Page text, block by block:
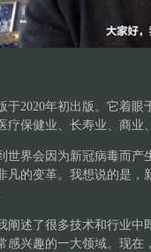
于2020年初出版。它着眼
疗保健业、长寿业、商业
世界会因为新冠病毒而
凡的变革。我想说的是，
阐述了很多技术和行业中
感兴趣的一大领域。现